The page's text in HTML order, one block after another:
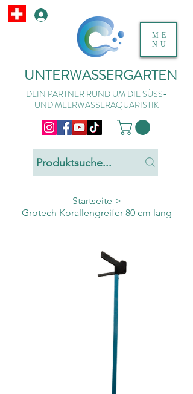
UNTERWASSERGARTEN
DEIN PARTNER RUND UM DIE SÜSS-
UND MEERWASSERAQUARISTIK
ME
NU
Startseite >
Grotech Korallengreifer 80 cm lang